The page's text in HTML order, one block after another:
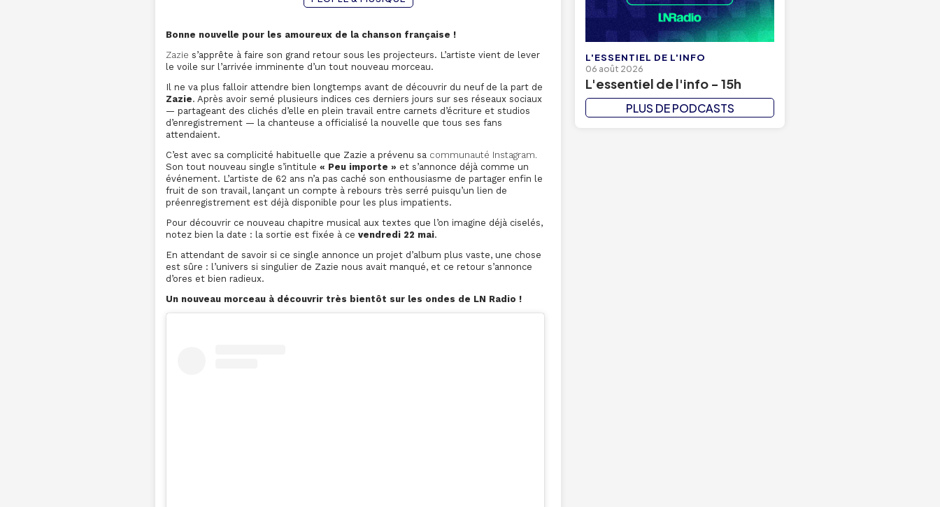
Bonne nouvelle pour les amoureux de la chanson française !
Zazie s’apprête à faire son grand retour sous les projecteurs. L’artiste vient de lever
le voile sur l’arrivée imminente d’un tout nouveau morceau.
Il ne va plus falloir attendre bien longtemps avant de découvrir du neuf de la part de
Zazie. Après avoir semé plusieurs indices ces derniers jours sur ses réseaux sociaux
— partageant des clichés d’elle en plein travail entre carnets d’écriture et studios
d’enregistrement — la chanteuse a officialisé la nouvelle que tous ses fans
attendaient.
C’est avec sa complicité habituelle que Zazie a prévenu sa communauté Instagram.
Son tout nouveau single s’intitule « Peu importe » et s’annonce déjà comme un
événement. L’artiste de 62 ans n’a pas caché son enthousiasme de partager enfin le
fruit de son travail, lançant un compte à rebours très serré puisqu’un lien de
préenregistrement est déjà disponible pour les plus impatients.
Pour découvrir ce nouveau chapitre musical aux textes que l’on imagine déjà ciselés,
notez bien la date : la sortie est fixée à ce vendredi 22 mai.
En attendant de savoir si ce single annonce un projet d’album plus vaste, une chose
est sûre : l’univers si singulier de Zazie nous avait manqué, et ce retour s’annonce
d’ores et bien radieux.
Un nouveau morceau à découvrir très bientôt sur les ondes de LN Radio !
L'ESSENTIEL DE L'INFO
06 août 2026
L'essentiel de l'info - 15h
PLUS DE PODCASTS